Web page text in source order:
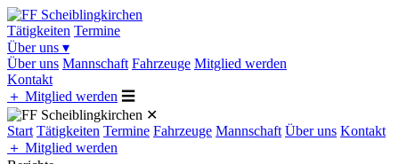
Tätigkeiten Termine
Über uns ▾
Über uns Mannschaft Fahrzeuge Mitglied werden
Kontakt
＋ Mitglied werden ☰
✕
Start Tätigkeiten Termine Fahrzeuge Mannschaft Über uns Kontakt
＋ Mitglied werden